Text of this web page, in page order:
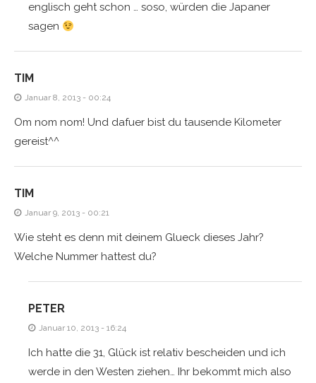
englisch geht schon … soso, würden die Japaner
sagen
TIM
Januar 8, 2013 - 00:24
Om nom nom! Und dafuer bist du tausende Kilometer
gereist^^
TIM
Januar 9, 2013 - 00:21
Wie steht es denn mit deinem Glueck dieses Jahr?
Welche Nummer hattest du?
PETER
Januar 10, 2013 - 16:24
Ich hatte die 31, Glück ist relativ bescheiden und ich
werde in den Westen ziehen… Ihr bekommt mich also